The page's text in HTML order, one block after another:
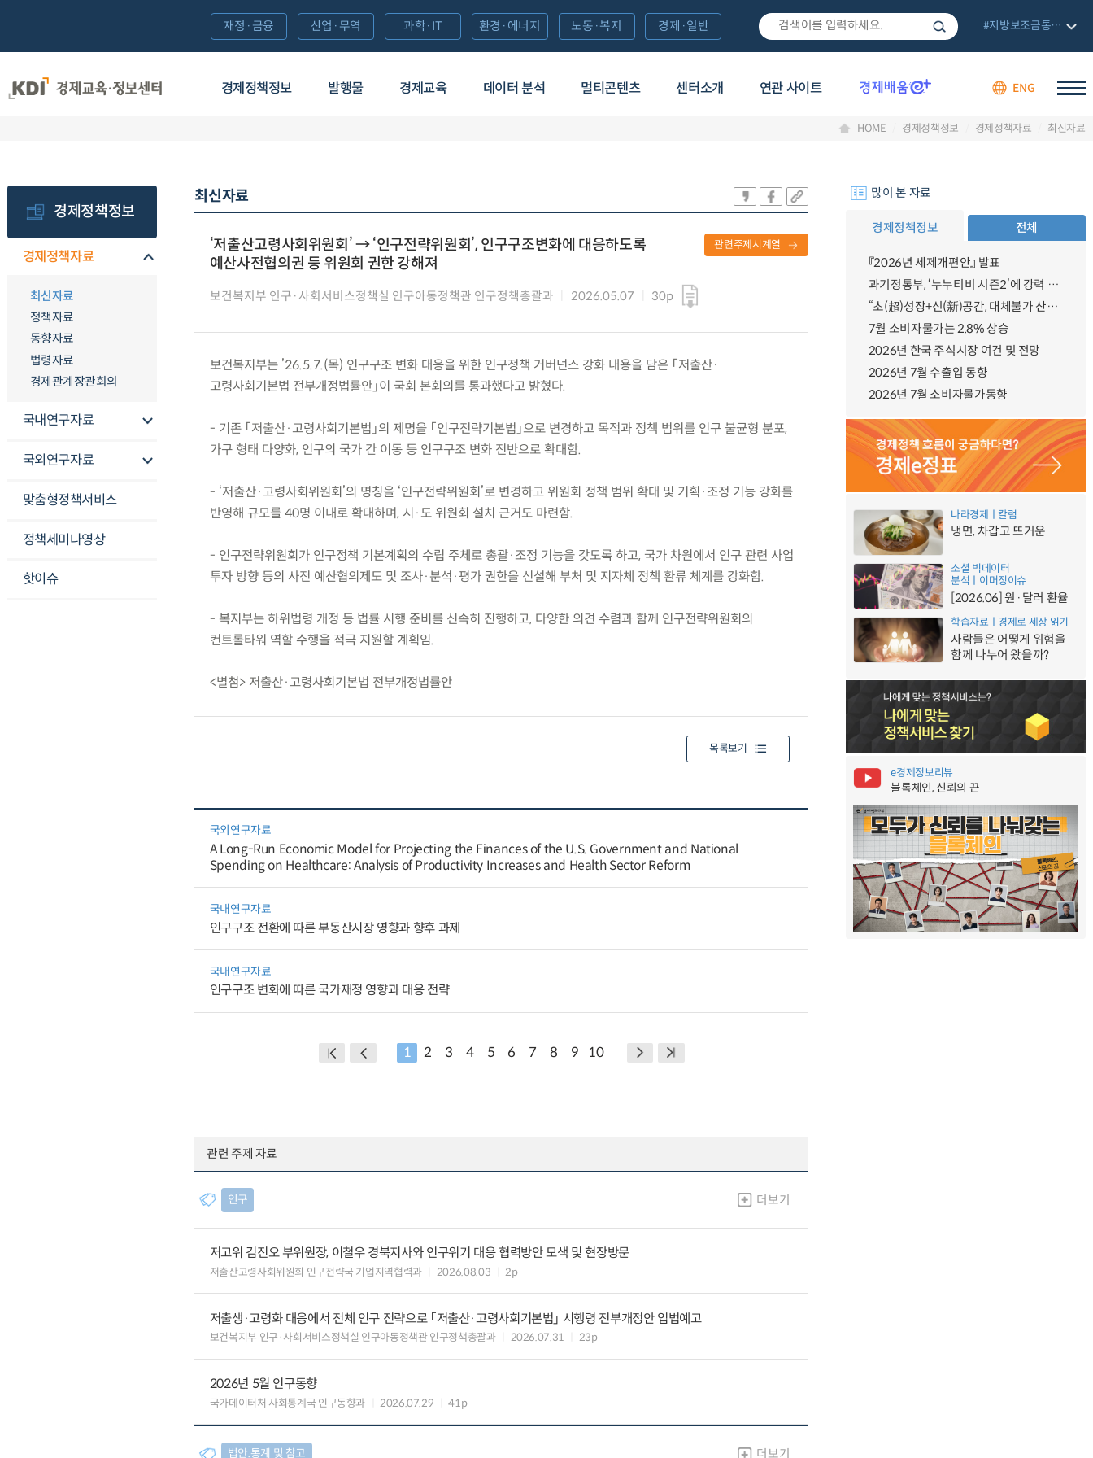
경제정책정보 발행물 경제교육 데이터 분석 멀티콘텐츠 센터소개 연관 사이트 ENG
재정·금융 산업·무역 과학·IT 환경·에너지 노동·복지 경제·일반 #지방보조금통합관리망
HOME 경제정책정보 경제정책자료 최신자료
경제정책정보
경제정책자료
최신자료
정책자료
동향자료
법령자료
경제관계장관회의
국내연구자료
국외연구자료
맞춤형정책서비스
정책세미나영상
핫이슈
최신자료
‘저출산고령사회위원회’ → ‘인구전략위원회’, 인구구조변화에 대응하도록
예산사전협의권 등 위원회 권한 강해져
보건복지부 인구·사회서비스정책실 인구아동정책관 인구정책총괄과 2026.05.07 30p
관련주제시계열
보건복지부는 ’26.5.7.(목) 인구구조 변화 대응을 위한 인구정책 거버넌스 강화 내용을 담은 「저출산·
고령사회기본법 전부개정법률안」이 국회 본회의를 통과했다고 밝혔다.
- 기존 「저출산·고령사회기본법」의 제명을 「인구전략기본법」으로 변경하고 목적과 정책 범위를 인구 불균형 분포,
가구 형태 다양화, 인구의 국가 간 이동 등 인구구조 변화 전반으로 확대함.
- ‘저출산·고령사회위원회’의 명칭을 ‘인구전략위원회’로 변경하고 위원회 정책 범위 확대 및 기획·조정 기능 강화를
반영해 규모를 40명 이내로 확대하며, 시·도 위원회 설치 근거도 마련함.
- 인구전략위원회가 인구정책 기본계획의 수립 주체로 총괄·조정 기능을 갖도록 하고, 국가 차원에서 인구 관련 사업
투자 방향 등의 사전 예산협의제도 및 조사·분석·평가 권한을 신설해 부처 및 지자체 정책 환류 체계를 강화함.
- 복지부는 하위법령 개정 등 법률 시행 준비를 신속히 진행하고, 다양한 의견 수렴과 함께 인구전략위원회의
컨트롤타워 역할 수행을 적극 지원할 계획임.
<별첨> 저출산·고령사회기본법 전부개정법률안
목록보기
국외연구자료
A Long-Run Economic Model for Projecting the Finances of the U.S. Government and National
Spending on Healthcare: Analysis of Productivity Increases and Health Sector Reform
국내연구자료
인구구조 전환에 따른 부동산시장 영향과 향후 과제
국내연구자료
인구구조 변화에 따른 국가재정 영향과 대응 전략
1 2 3 4 5 6 7 8 9 10
관련 주제 자료
인구 더보기
저고위 김진오 부위원장, 이철우 경북지사와 인구위기 대응 협력방안 모색 및 현장방문
저출산고령사회위원회 인구전략국 기업지역협력과 2026.08.03 2p
저출생·고령화 대응에서 전체 인구 전략으로 「저출산·고령사회기본법」 시행령 전부개정안 입법예고
보건복지부 인구·사회서비스정책실 인구아동정책관 인구정책총괄과 2026.07.31 23p
2026년 5월 인구동향
국가데이터처 사회통계국 인구동향과 2026.07.29 41p
법안.통계 및 참고 더보기
많이 본 자료
경제정책정보 전체
『2026년 세제개편안』 발표
과기정통부, ‘누누티비 시즌2’에 강력 대응 의지 밝혀
“초(超)성장+신(新)공간, 대체불가 산업강국”
7월 소비자물가는 2.8% 상승
2026년 한국 주식시장 여건 및 전망
2026년 7월 수출입 동향
2026년 7월 소비자물가동향
나라경제ㅣ칼럼
냉면, 차갑고 뜨거운
소셜 빅데이터
분석ㅣ이머징이슈
[2026.06] 원·달러 환율
학습자료ㅣ경제로 세상 읽기
사람들은 어떻게 위험을
함께 나누어 왔을까?
e경제정보리뷰
블록체인, 신뢰의 끈